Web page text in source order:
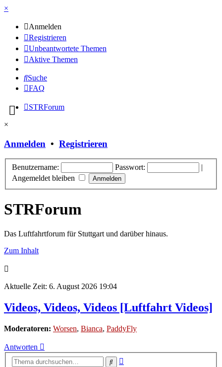
×
Anmelden
Registrieren
Unbeantwortete Themen
Aktive Themen
Suche
FAQ
STRForum
×
Anmelden • Registrieren
Benutzername: Passwort:
|
Angemeldet bleiben
STRForum
Das Luftfahrtforum für Stuttgart und darüber hinaus.
Zum Inhalt
Aktuelle Zeit: 6. August 2026 19:04
Videos, Videos, Videos [Luftfahrt Videos]
Moderatoren: Worsen, Bianca, PaddyFly
Antworten
Suche